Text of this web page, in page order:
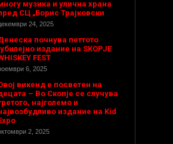
музика и улична храна
СЦ „Борис Трајковски
24, 2025
почнува петтото
издание на SKOPJE
FEST
6, 2025
викенд е посветен на
– Во Скопје се случува
најголемо и
издание на Kid
2, 2025